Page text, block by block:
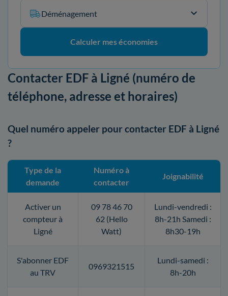
Déménagement
Calculer mes économies
Contacter EDF à Ligné (numéro de
téléphone, adresse et horaires)
Quel numéro appeler pour contacter EDF à Ligné
?
Type de la
demande
Numéro à
contacter
Joignabilité
Activer un
compteur à
Ligné
09 78 46 70
62 (Hello
Watt)
Lundi-vendredi :
8h-21h Samedi :
8h30-19h
S'abonner EDF
au TRV
0969321515
Lundi-samedi :
8h-20h